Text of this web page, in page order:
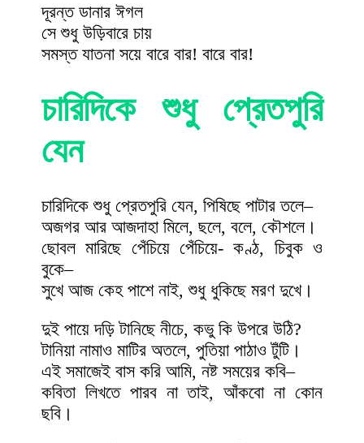
দূরন্ত ডানার ঈগল
সে শুধু উড়িবারে চায়
সমস্ত যাতনা সয়ে বারে বার! বারে বার!
চারিদিকে শুধু প্রেতপুরি
যেন
চারিদিকে শুধু প্রেতপুরি যেন, পিষিছে পাটার তলে–
অজগর আর আজদাহা মিলে, ছলে, বলে, কৌশলে।
ছোবল মারিছে পেঁচিয়ে পেঁচিয়ে- কণ্ঠ, চিবুক ও
বুকে–
সুখে আজ কেহ পাশে নাই, শুধু ধুকিছে মরণ দুখে।
দুই পায়ে দড়ি টানিছে নীচে, কভু কি উপরে উঠি?
টানিয়া নামাও মাটির অতলে, পুতিয়া পাঠাও টুঁটি।
এই সমাজেই বাস করি আমি, নষ্ট সময়ের কবি–
কবিতা লিখতে পারব না তাই, আঁকবো না কোন
ছবি।